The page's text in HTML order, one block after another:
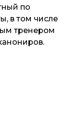
по
в том числе
тренером